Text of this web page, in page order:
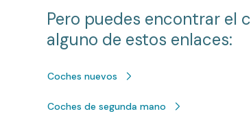
Pero puedes encontrar el
alguno de estos enlaces:
Coches nuevos
Coches de segunda mano